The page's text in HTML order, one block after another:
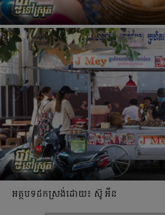
អត្ថបទដកស្រង់ដោយ៖ ស៊ូ អីន